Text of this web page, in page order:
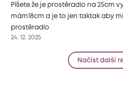
Píšete že je prostěradlo na 25cm
mám18cm a je to jen taktak aby
prostěradlo
24. 12. 2025
Načíst další